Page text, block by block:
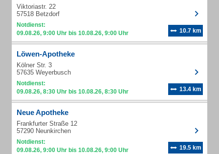
Viktoriastr. 22
57518 Betzdorf
Notdienst:
09.08.26, 9:00 Uhr bis 10.08.26, 9:00 Uhr
10.7 km
Löwen-Apotheke
Kölner Str. 3
57635 Weyerbusch
Notdienst:
09.08.26, 8:30 Uhr bis 10.08.26, 8:30 Uhr
13.4 km
Neue Apotheke
Frankfurter Straße 12
57290 Neunkirchen
Notdienst:
09.08.26, 9:00 Uhr bis 10.08.26, 9:00 Uhr
19.5 km